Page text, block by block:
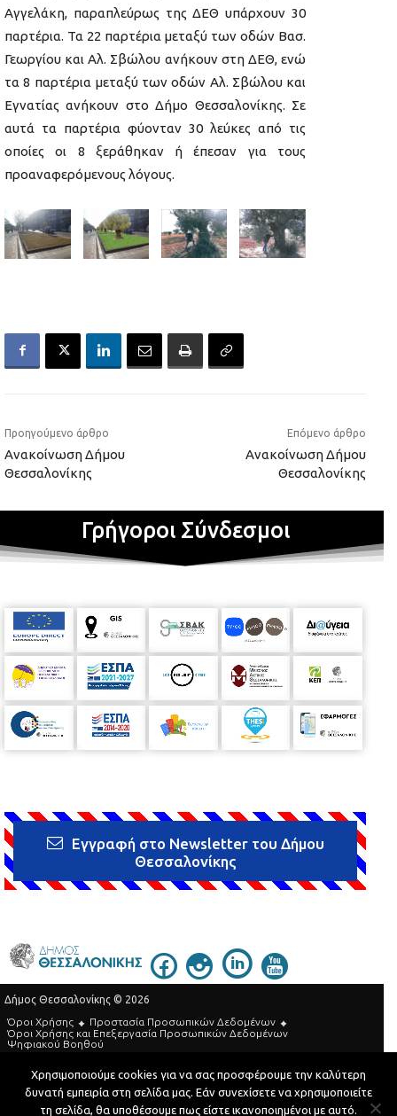
Αγγελάκη, παραπλεύρως της ΔΕΘ υπάρχουν 30
παρτέρια. Τα 22 παρτέρια μεταξύ των οδών Βασ.
Γεωργίου και Αλ. Σβώλου ανήκουν στη ΔΕΘ, ενώ
τα 8 παρτέρια μεταξύ των οδών Αλ. Σβώλου και
Εγνατίας ανήκουν στο Δήμο Θεσσαλονίκης. Σε
αυτά τα παρτέρια φύονταν 30 λεύκες από τις
οποίες οι 8 ξεράθηκαν ή έπεσαν για τους
προαναφερόμενους λόγους.
Προηγούμενο άρθρο
Ανακοίνωση Δήμου
Θεσσαλονίκης
Επόμενο άρθρο
Ανακοίνωση Δήμου
Θεσσαλονίκης
Γρήγοροι Σύνδεσμοι
Εγγραφή στο Newsletter του Δήμου
Θεσσαλονίκης
Δήμος Θεσσαλονίκης © 2026
Όροι Χρήσης
Προστασία Προσωπικών Δεδομένων
Όροι Xρήσης και Eπεξεργασία Προσωπικών Δεδομένων
Ψηφιακού Βοηθού
Τηλεφωνικός Κατάλογος
Developed by MyCompany Projects
Χρησιμοποιούμε cookies για να σας προσφέρουμε την καλύτερη
δυνατή εμπειρία στη σελίδα μας. Εάν συνεχίσετε να χρησιμοποιείτε
τη σελίδα, θα υποθέσουμε πως είστε ικανοποιημένοι με αυτό.